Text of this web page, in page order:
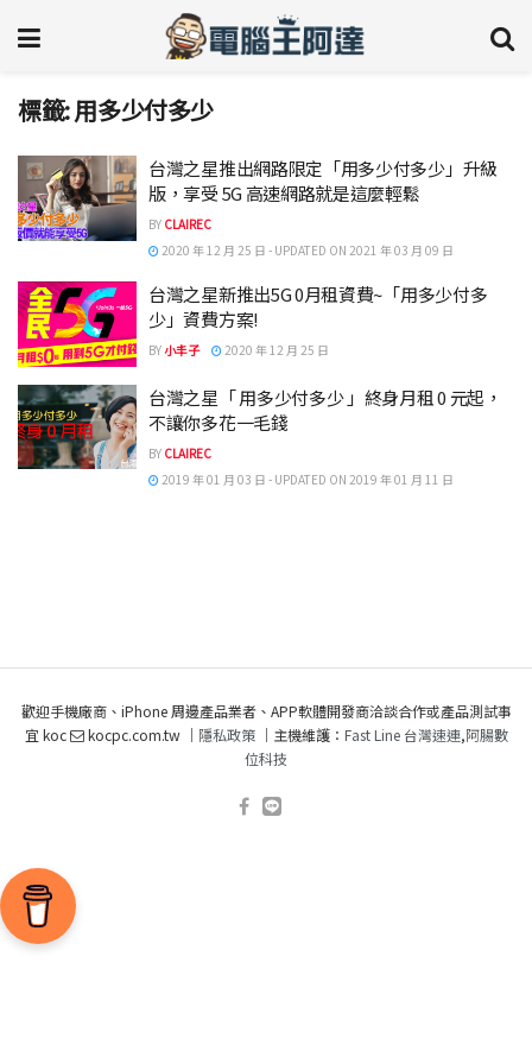
標籤:用多少付多少
台灣之星推出網路限定「用多少付多少」升級
版，享受 5G 高速網路就是這麼輕鬆
BY CLAIREC
2020 年 12 月 25 日 - UPDATED ON 2021 年 03 月 09 日
台灣之星新推出5G 0月租資費~「用多少付多
少」資費方案!
BY小丰子 2020 年 12 月 25 日
台灣之星「 用多少付多少 」終身月租 0 元起，
不讓你多花一毛錢
BY CLAIREC
2019 年 01 月 03 日 - UPDATED ON 2019 年 01 月 11 日
歡迎手機廠商、iPhone 周邊產品業者、APP軟體開發商洽談合作或產品測試事
宜 koc
kocpc.com.tw ｜ 隱私政策｜主機維護： Fast Line 台灣速連,阿腸數
位科技